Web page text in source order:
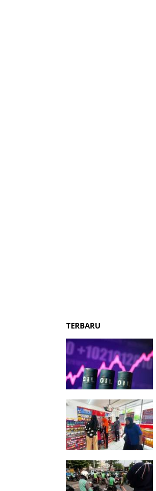
TERBARU